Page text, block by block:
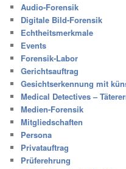
Audio-Forensik
Digitale Bild-Forensik
Echtheitsmerkmale
Events
Forensik-Labor
Gerichtsauftrag
Gesichtserkennung mit
Medical Detectives –
Medien-Forensik
Mitgliedschaften
Persona
Privatauftrag
Prüferehrung